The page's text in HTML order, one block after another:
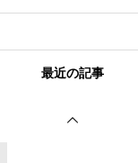
最近の記事